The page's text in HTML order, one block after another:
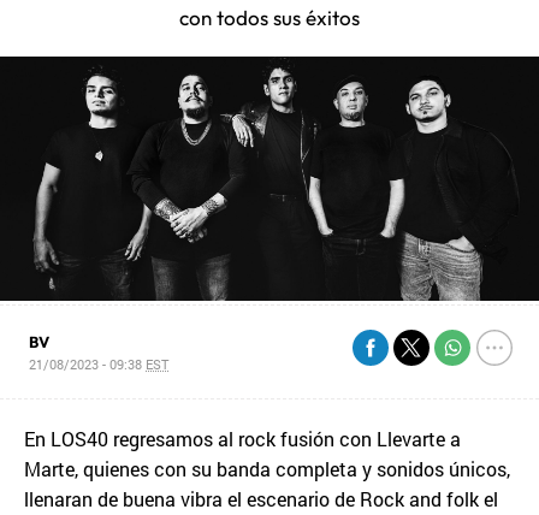
con todos sus éxitos
BV
21/08/2023 - 09:38 EST
En LOS40 regresamos al rock fusión con Llevarte a
Marte, quienes con su banda completa y sonidos únicos,
llenaran de buena vibra el escenario de Rock and folk el